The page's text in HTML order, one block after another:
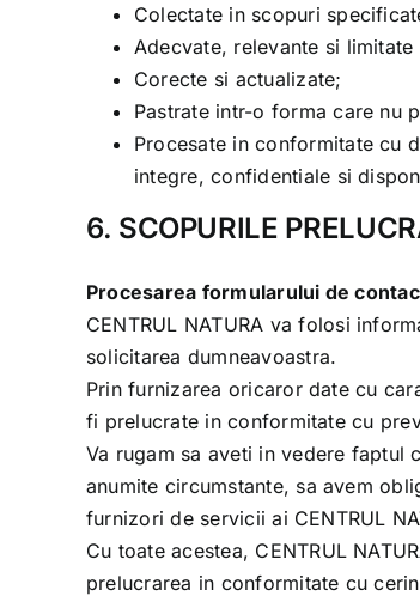
Colectate in scopuri
Adecvate, relevante si
Corecte si actualizate;
Pastrate intr-o forma care nu
Procesate in conformitate cu
integre, confidentiale si
6. SCOPURILE
Procesarea formularului de
CENTRUL NATURA va folosi
solicitarea dumneavoastra.
Prin furnizarea oricaror date cu
fi prelucrate in conformitate cu
Va rugam sa aveti in vedere faptul
anumite circumstante, sa avem
furnizori de servicii ai CENTRUL
Cu toate acestea, CENTRUL
prelucrarea in conformitate cu